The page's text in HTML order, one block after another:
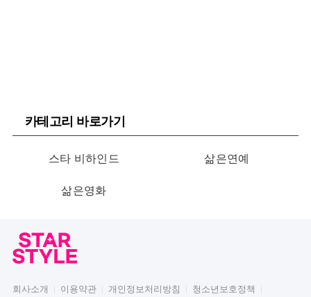
카테고리 바로가기
스타 비하인드 삶은연예
삶은영화
회사소개 이용약관 개인정보처리방침 청소년보호정책